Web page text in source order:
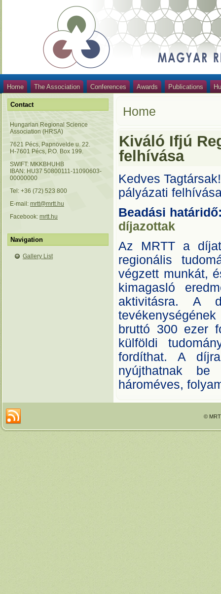
Home The Association Conferences Awards Publications
Contact
Hungarian Regional Science
Association (HRSA)
7621 Pécs, Papnövelde u. 22.
H-7601 Pécs, P.O. Box 199.
SWIFT: MKKBHUHB
IBAN: HU37 50800111-11090603-
00000000
Tel: +36 (72) 523 800
E-mail: mrtt@mrtt.hu
Facebook: mrtt.hu
Navigation
Gallery List
Home
Kiváló Ifjú
felhívása
Kedves
pályázati
Beadási
díjazottak
Az MRTT a
regionális
végzett munkát,
kimagasló
aktivitásra. A
bruttó 300 ezer
külföldi
fordíthat. A
nyújthatnak
hároméves,
©